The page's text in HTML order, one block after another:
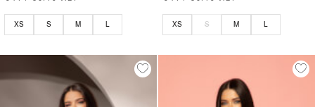
XS S M XS S M